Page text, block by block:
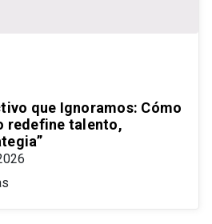
que Ignoramos: Cómo
redefine talento,